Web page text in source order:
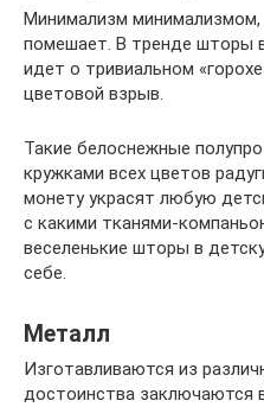
Минимализм минимализмом,
помешает. В тренде шторы
идет о тривиальном
цветовой взрыв.
Такие белоснежные
кружками всех цветов
монету украсят любую
с какими тканями-
веселенькие шторы в
себе.
Металл
Изготавливаются из
достоинства заключаются